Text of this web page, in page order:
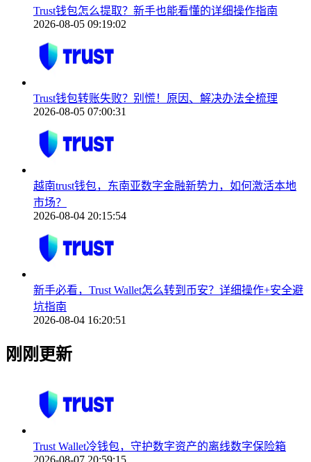
Trust钱包怎么提取？新手也能看懂的详细操作指南
2026-08-05 09:19:02
Trust钱包转账失败？别慌！原因、解决办法全梳理
2026-08-05 07:00:31
越南trust钱包，东南亚数字金融新势力，如何激活本地
市场？
2026-08-04 20:15:54
新手必看，Trust Wallet怎么转到币安？详细操作+安全避
坑指南
2026-08-04 16:20:51
刚刚更新
Trust Wallet冷钱包，守护数字资产的离线数字保险箱
2026-08-07 20:59:15